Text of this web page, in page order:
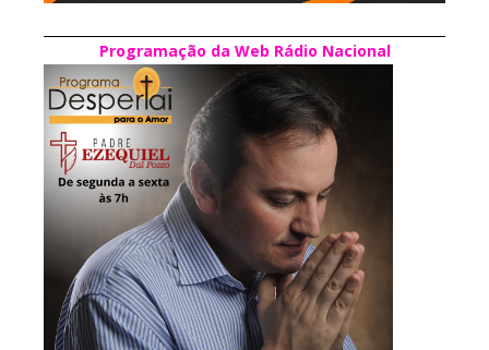
Programação da Web Rádio Nacional